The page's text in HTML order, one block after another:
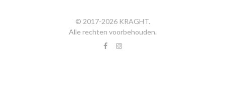
© 2017-2026 KRAGHT.
Alle rechten voorbehouden.
facebookinstagram